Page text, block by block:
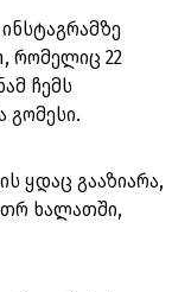
რომელიც 22
ჩემს
გომესი.
ყდაც გააზიარა,
ხალათში,